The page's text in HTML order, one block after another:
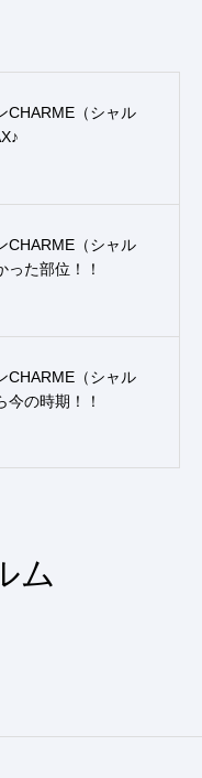
CHARME（シャル
CHARME（シャル
った部位！！
CHARME（シャル
今の時期！！
ム